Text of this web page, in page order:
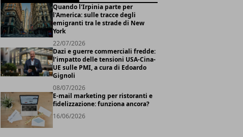
Quando l'Irpinia parte per
l'America: sulle tracce degli
emigranti tra le strade di New
York
22/07/2026
Dazi e guerre commerciali fredde:
l’impatto delle tensioni USA-Cina-
UE sulle PMI, a cura di Edoardo
Gignoli
08/07/2026
E-mail marketing per ristoranti e
fidelizzazione: funziona ancora?
16/06/2026